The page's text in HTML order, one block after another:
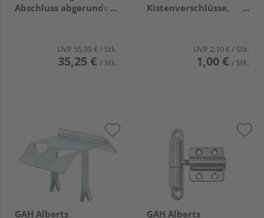
Abschluss abgerundet,
Gewinde M16
UVP 55,99 € / Stk.
35,25 € / Stk.
Kistenverschlüsse,
UVP 2,19 € / Stk.
1,00 € / Stk.
GAH Alberts
GAH Alberts